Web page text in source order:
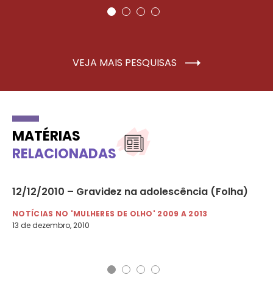
VEJA MAIS PESQUISAS
MATÉRIAS
RELACIONADAS
12/12/2010 – Gravidez na adolescência (Folha)
NOTÍCIAS NO 'MULHERES DE OLHO' 2009 A 2013
13 de dezembro, 2010